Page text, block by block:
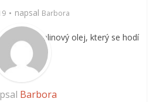
napsal Barbora
Barbora